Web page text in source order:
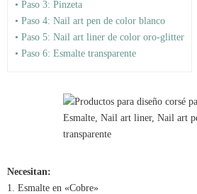
• Paso 3: Pinzeta
• Paso 4: Nail art pen de color blanco
• Paso 5: Nail art liner de color oro-glitter
• Paso 6: Esmalte transparente
Necesitan:
1. Esmalte en «Cobre»